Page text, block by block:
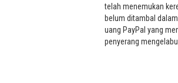
telah menemukan
belum ditambal
uang PayPal yang
penyerang